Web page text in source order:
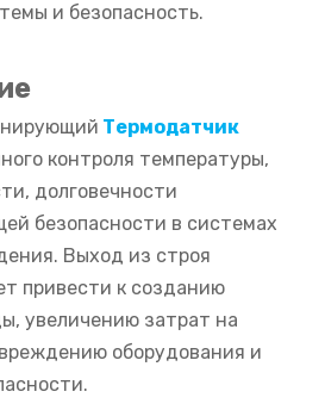
и безопасность.
Термодатчик
контроля температуры,
долговечности
безопасности в системах
Выход из строя
привести к созданию
увеличению затрат на
оборудования и